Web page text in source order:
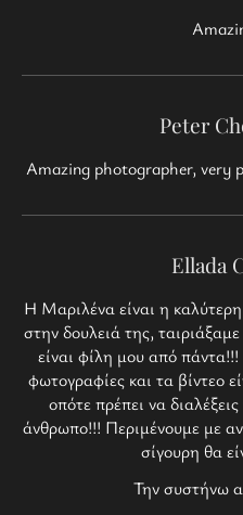
Peter
Amazing photographer, very
Ellada
Η Μαριλένα είναι η
στην δουλειά της,
είναι φίλη μου από
φωτογραφίες και τα βίντεο
οπότε πρέπει να
άνθρωπο!!! Περιμένουμε με
σίγουρη θα
Την συστήνω